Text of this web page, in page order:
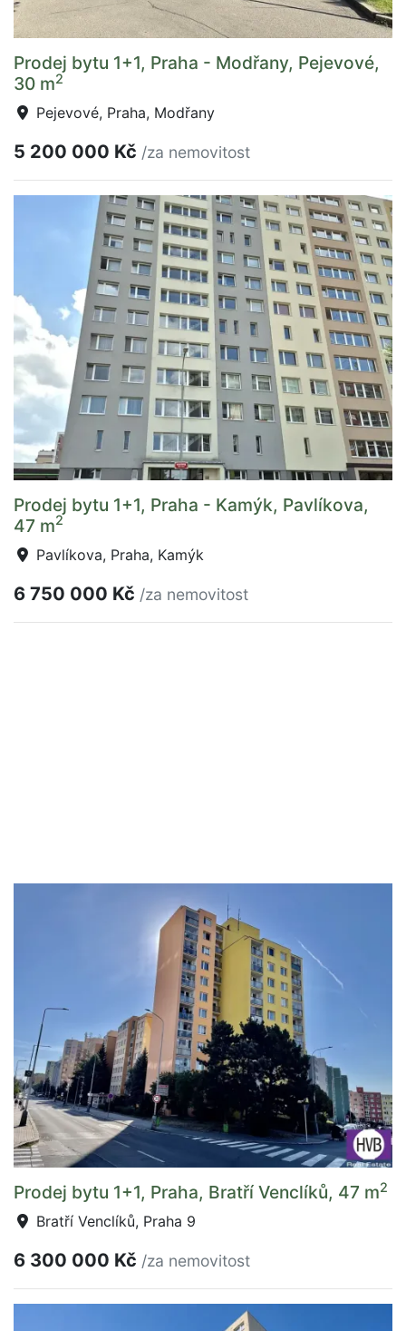
Prodej bytu 1+1, Praha - Modřany, Pejevové,
30 m2
Pejevové, Praha, Modřany
5 200 000 Kč /za nemovitost
Prodej bytu 1+1, Praha - Kamýk, Pavlíkova,
47 m2
Pavlíkova, Praha, Kamýk
6 750 000 Kč /za nemovitost
Prodej bytu 1+1, Praha, Bratří Venclíků, 47 m2
Bratří Venclíků, Praha 9
6 300 000 Kč /za nemovitost